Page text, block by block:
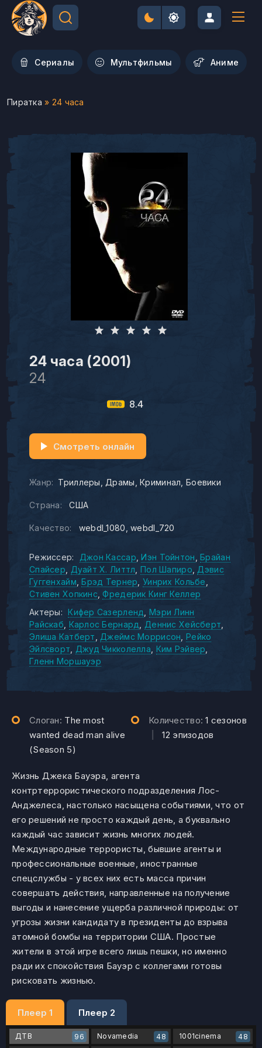
Сериалы Мультфильмы Aниме
Пиратка » 24 часа
24 часа (2001)
24
8.4
Жанр: Триллеры Драмы Криминал Боевики
Страна: США
Качество: webdl_1080 webdl_720
Смотреть онлайн
Режиссер: Джон Кассар Иэн Тойнтон Брайан
Спайсер
Дуайт Х. Литтл Пол Шапиро Дэвис
Гуггенхайм Брэд Тернер Уинрих Кольбе
Стивен Хопкинс Фредерик Кинг Келлер
Актеры:
Кифер Сазерленд
Мэри Линн
Райскаб Карлос Бернард
Деннис Хейсберт
Элиша Катберт
Джеймс Моррисон Рейко
Эйлсворт
Джуд Чикколелла Ким Рэйвер
Гленн Моршауэр
Слоган: The most
wanted dead man alive
(Season 5)
Количество:1 сезонов
|12 эпизодов
Жизнь Джека Бауэра, агента
контртеррористического подразделения Лос-
Анджелеса, настолько насыщена событиями, что от
его решений не просто каждый день, а буквально
каждый час зависит жизнь многих людей.
Международные террористы, бывшие агенты и
профессиональные военные, иностранные
спецслужбы - у всех них есть масса причин
совершать действия, направленные на получение
выгоды и нанесение ущерба различной природы: от
угрозы жизни кандидату в президенты до взрыва
атомной бомбы на территории США. Простые
жители в этой игре всего лишь пешки, но именно
ради их спокойствия Бауэр с коллегами готовы
рисковать жизнью.
Плеер 1 Плеер 2
ДТВ 96 Novamedia 48 1001cinema 48